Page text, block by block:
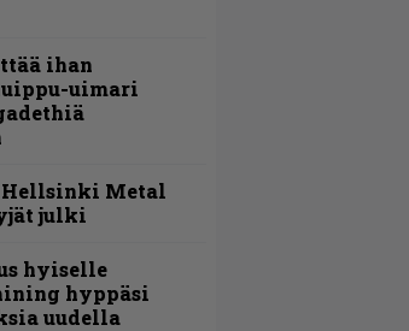
ihan
uimari
Hellsinki Metal
julki
hyiselle
hyppäsi
uudella